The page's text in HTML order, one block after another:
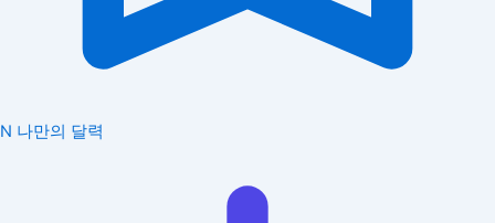
N 나만의 달력